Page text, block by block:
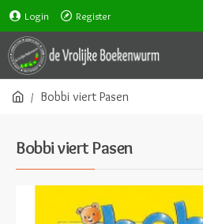
Login Register
Bobbi viert Pasen
Bobbi viert Pasen